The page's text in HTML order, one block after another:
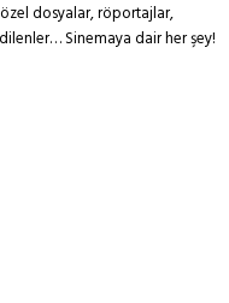
dosyalar, röportajlar,
Sinemaya dair her şey!